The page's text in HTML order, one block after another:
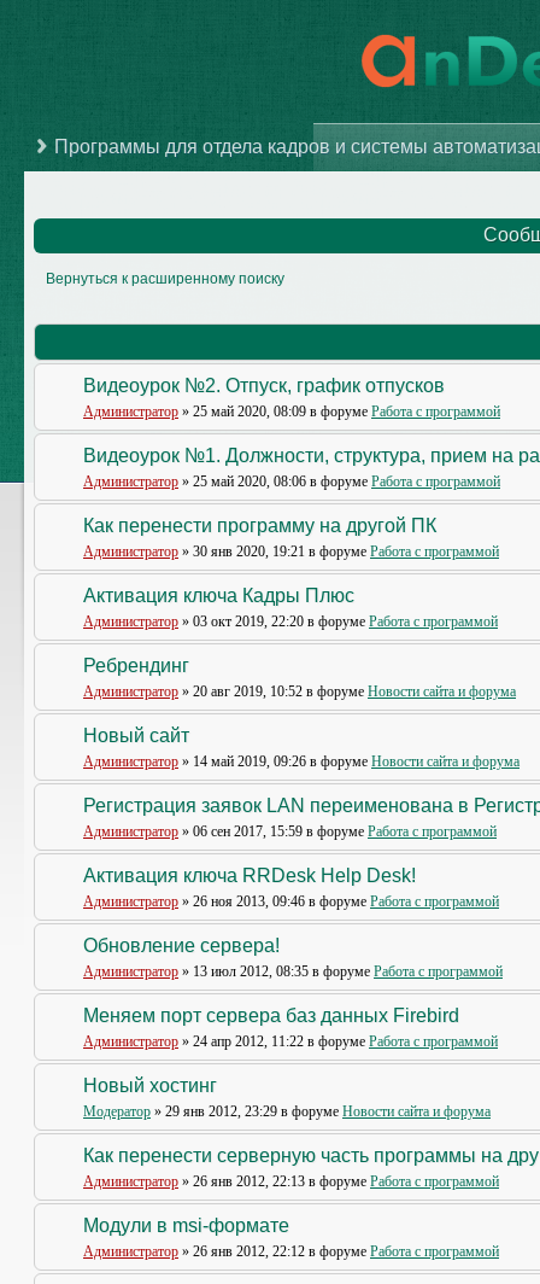
Программы для отдела кадров и системы
Вернуться к расширенному поиску
Видеоурок №2. Отпуск, график отпусков
Администратор » 25 май 2020, 08:09 в форуме Работа с программой
Видеоурок №1. Должности, структура, прием на
Администратор » 25 май 2020, 08:06 в форуме Работа с программой
Как перенести программу на другой ПК
Администратор » 30 янв 2020, 19:21 в форуме Работа с программой
Активация ключа Кадры Плюс
Администратор » 03 окт 2019, 22:20 в форуме Работа с программой
Ребрендинг
Администратор » 20 авг 2019, 10:52 в форуме Новости сайта и форума
Новый сайт
Администратор » 14 май 2019, 09:26 в форуме Новости сайта и форума
Регистрация заявок LAN переименована в
Администратор » 06 сен 2017, 15:59 в форуме Работа с программой
Активация ключа RRDesk Help Desk!
Администратор » 26 ноя 2013, 09:46 в форуме Работа с программой
Обновление сервера!
Администратор » 13 июл 2012, 08:35 в форуме Работа с программой
Меняем порт сервера баз данных Firebird
Администратор » 24 апр 2012, 11:22 в форуме Работа с программой
Новый хостинг
Модератор » 29 янв 2012, 23:29 в форуме Новости сайта и форума
Как перенести серверную часть программы на
Администратор » 26 янв 2012, 22:13 в форуме Работа с программой
Модули в msi-формате
Администратор » 26 янв 2012, 22:12 в форуме Работа с программой